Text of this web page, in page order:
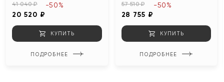
41 040 ₽
20 520 ₽
-50%
КУПИТЬ
ПОДРОБНЕЕ
57 510 ₽
28 755 ₽
-50%
КУПИТЬ
ПОДРОБНЕЕ